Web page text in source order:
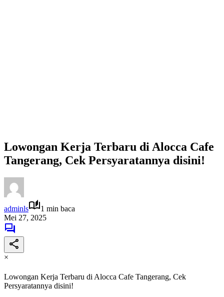
Lowongan Kerja Terbaru di Alocca Cafe
Tangerang, Cek Persyaratannya disini!
adminls
1 min baca
Mei 27, 2025
×
Lowongan Kerja Terbaru di Alocca Cafe Tangerang, Cek
Persyaratannya disini!